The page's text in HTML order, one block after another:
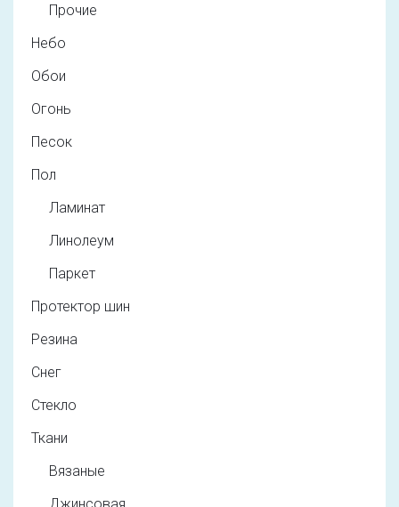
Прочие
Небо
Обои
Огонь
Песок
Пол
Ламинат
Линолеум
Паркет
Протектор шин
Резина
Снег
Стекло
Ткани
Вязаные